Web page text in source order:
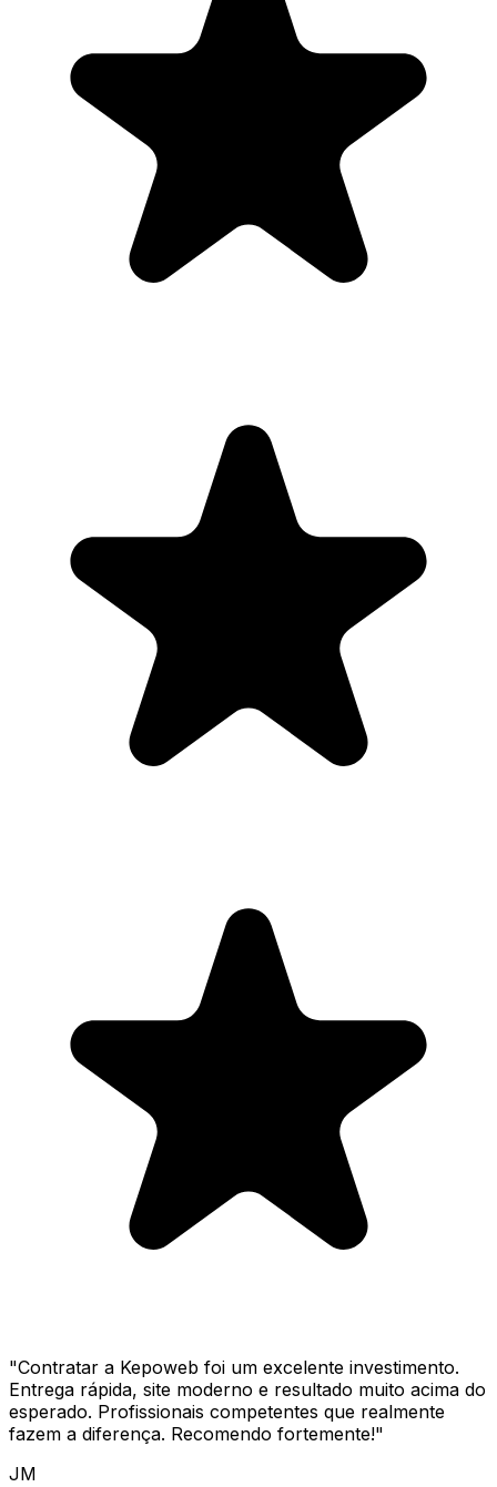
"Contratar a Kepoweb foi um excelente investimento.
Entrega rápida, site moderno e resultado muito acima do
esperado. Profissionais competentes que realmente
fazem a diferença. Recomendo fortemente!"
JM